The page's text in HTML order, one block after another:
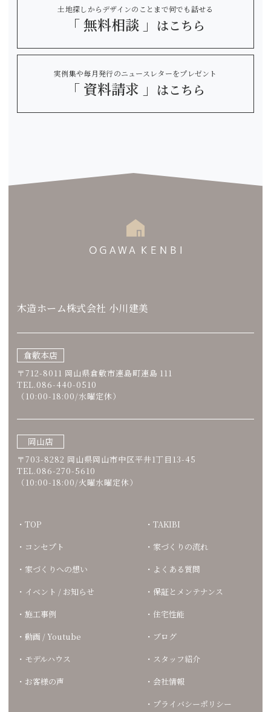
土地探しからデザインのことまで何でも話せる
「 無料相談 」 はこちら
実例集や毎月発行のニュースレターをプレゼント
「 資料請求 」 はこちら
木造ホーム株式会社 小川建美
倉敷本店
〒712-8011 岡山県倉敷市連島町連島 111
TEL.086-440-0510
（10:00-18:00/水曜定休）
岡山店
〒703-8282 岡山県岡山市中区平井1丁目13-45
TEL.086-270-5610
（10:00-18:00/火曜水曜定休）
TOP
コンセプト
家づくりへの想い
イベント / お知らせ
施工事例
動画 / Youtube
モデルハウス
お客様の声
TAKIBI
家づくりの流れ
よくある質問
保証とメンテナンス
住宅性能
ブログ
スタッフ紹介
会社情報
プライバシーポリシー